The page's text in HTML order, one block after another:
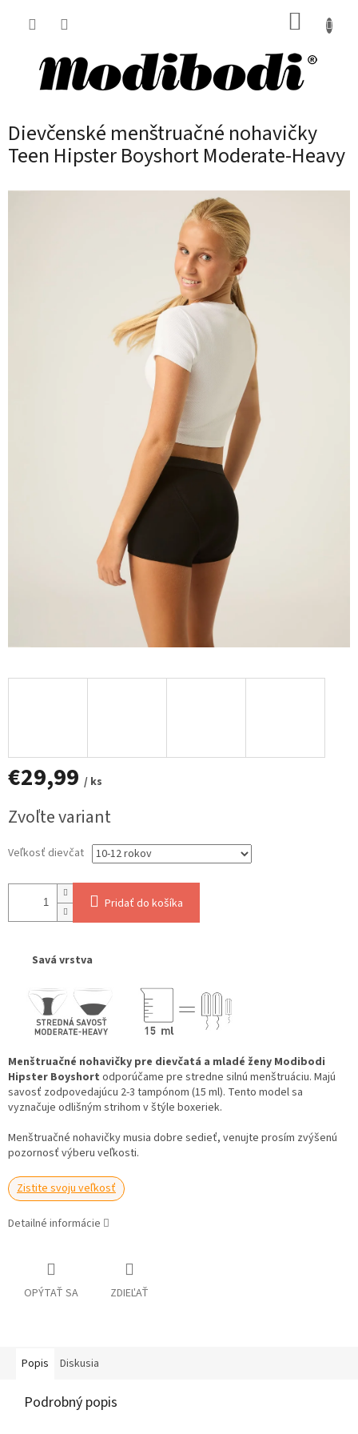
Dievčenské menštruačné nohavičky
Teen Hipster Boyshort Moderate-Heavy
€29,99 / ks
cena:
Zvoľte variant
Veľkosť dievčat
Pridať do košíka
Savá vrstva
Menštruačné nohavičky pre dievčatá a mladé ženy Modibodi
Hipster Boyshort odporúčame pre stredne silnú menštruáciu. Majú
savosť zodpovedajúcu 2-3 tampónom (15 ml). Tento model sa
vyznačuje odlišným strihom v štýle boxeriek.
Menštruačné nohavičky musia dobre sedieť, venujte prosím zvýšenú
pozornosť výberu veľkosti.
Zistite svoju veľkosť
Detailné informácie
OPÝTAŤ SA ZDIEĽAŤ
Popis Diskusia
Podrobný popis